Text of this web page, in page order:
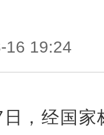
16 19:24
，经国